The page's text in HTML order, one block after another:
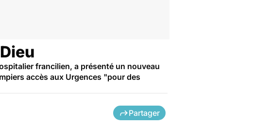
francilien, a présenté un nouveau
accès aux Urgences "pour des
Partager